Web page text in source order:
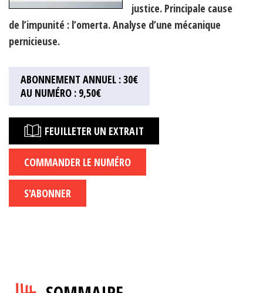
justice. Principale cause
de l’impunité : l’omerta. Analyse d’une mécanique
pernicieuse.
ABONNEMENT ANNUEL : 30€
AU NUMÉRO : 9,50€
FEUILLETER UN EXTRAIT
COMMANDER LE NUMÉRO
S'ABONNER